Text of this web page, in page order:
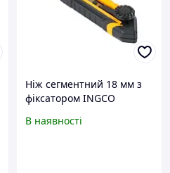
Ніж сегментний 18 мм з
фіксатором INGCO
В наявності